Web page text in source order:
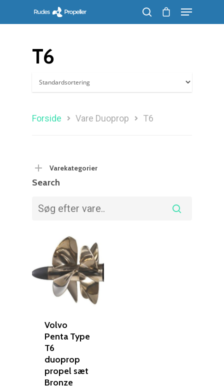
Søg efter et produkt, og tryk på enter
T6
Forside Vare Duoprop T6
Varekategorier
Search
Volvo
Penta Type
T6
duoprop
propel sæt
Bronze